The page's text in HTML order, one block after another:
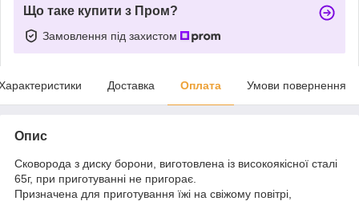
Що таке купити з Пром?
Замовлення під захистом
Доставка Оплата Умови повернення
Опис
Сковорода з диску борони, виготовлена із високоякісної сталі
65г, при приготуванні не пригорає.
Призначена для приготування їжі на свіжому повітрі,